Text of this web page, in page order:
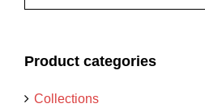
Product categories
Collections